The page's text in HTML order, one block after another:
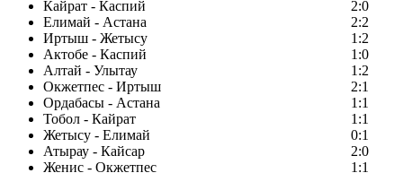
Кайрат - Каспий
2:0
Елимай - Астана
2:2
Иртыш - Жетысу
1:2
Актобе - Каспий
1:0
Алтай - Улытау
1:2
Окжетпес - Иртыш
2:1
Ордабасы - Астана
1:1
Тобол - Кайрат
1:1
Жетысу - Елимай
0:1
Атырау - Кайсар
2:0
Женис - Окжетпес
1:1